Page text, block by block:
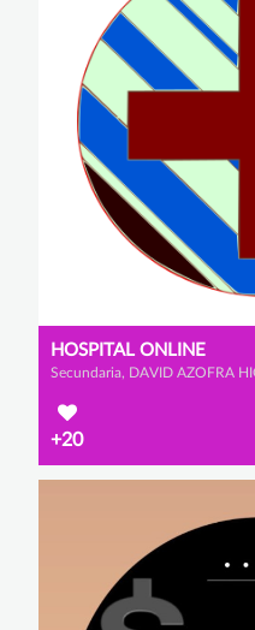
HOSPITAL ONLINE
+20